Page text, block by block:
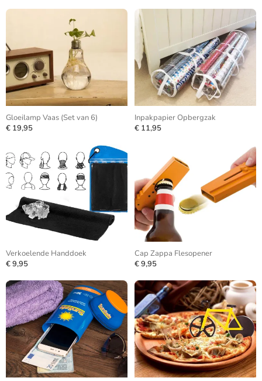
Gloeilamp Vaas (Set van 6)
€ 19,95
Inpakpapier Opbergzak
€ 11,95
Verkoelende Handdoek
€ 9,95
Cap Zappa Flesopener
€ 9,95